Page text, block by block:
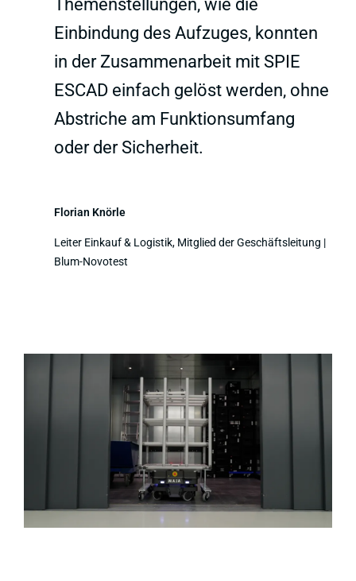
Themenstellungen, wie die
Einbindung des Aufzuges, konnten
in der Zusammenarbeit mit SPIE
ESCAD einfach gelöst werden, ohne
Abstriche am Funktionsumfang
oder der Sicherheit.
Florian Knörle
Leiter Einkauf & Logistik, Mitglied der Geschäftsleitung |
Blum-Novotest